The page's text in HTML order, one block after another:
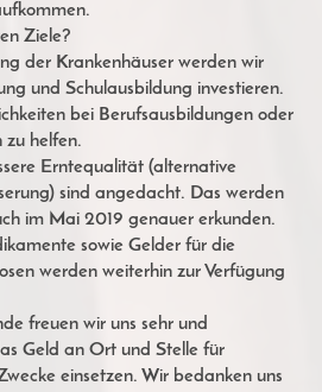
Ziele?
der Krankenhäuser werden wir
und Schulausbildung investieren.
bei Berufsausbildungen oder
zu helfen.
Erntequalität (alternative
sind angedacht. Das werden
im Mai 2019 genauer erkunden.
sowie Gelder für die
werden weiterhin zur Verfügung
freuen wir uns sehr und
Geld an Ort und Stelle für
einsetzen. Wir bedanken uns